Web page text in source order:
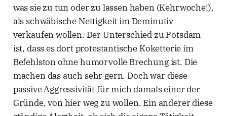
was sie zu tun oder zu lassen haben (Kehrwoche!),
als schwäbische Nettigkeit im Deminutiv
verkaufen wollen. Der Unterschied zu Potsdam
ist, dass es dort protestantische Koketterie im
Befehlston ohne humorvolle Brechung ist. Die
machen das auch sehr gern. Doch war diese
passive Aggressivität für mich damals einer der
Gründe, von hier weg zu wollen. Ein anderer diese